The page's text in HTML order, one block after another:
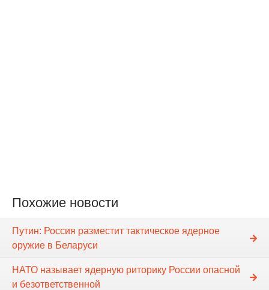
Похожие новости
Путин: Россия разместит тактическое ядерное
оружие в Беларуси
НАТО называет ядерную риторику России опасной
и безответственной